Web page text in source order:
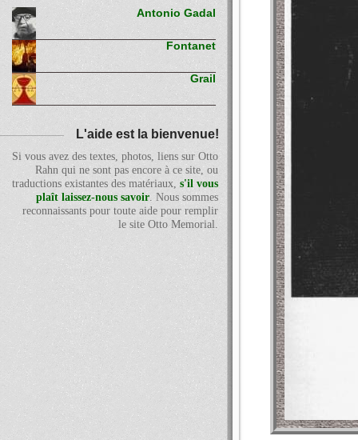
Antonio Gadal
Fontanet
Grail
L'aide est la bienvenue!
Si vous avez des textes, photos, liens sur Otto
Rahn qui ne sont pas encore à ce site, ou
traductions existantes des matériaux, s'il vous
plaît laissez-nous savoir. Nous sommes
reconnaissants pour toute aide pour remplir
le site Otto Memorial.